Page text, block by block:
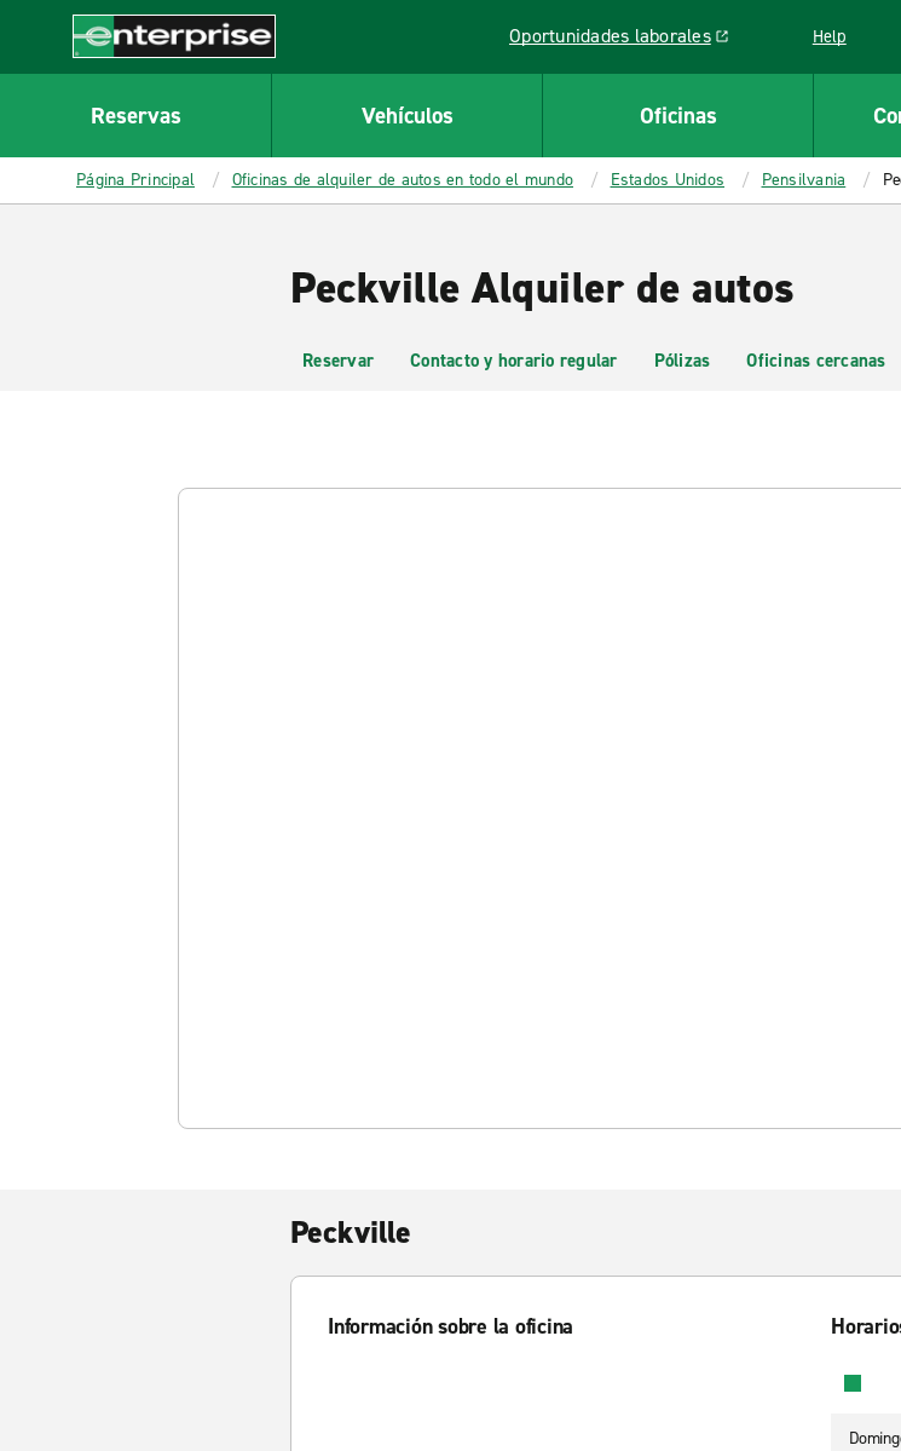
CONTENT
Enterprise
Oportunidades laborales
Link opens in a new window Help
Reservas Vehículos Oficinas
Página Principal Oficinas de alquiler de autos en todo el mundo Estados Unidos Pensilvania
Peckville Alquiler de autos
Reservar Contacto y horario regular Pólizas Oficinas cercanas
Peckville
Información sobre la oficina